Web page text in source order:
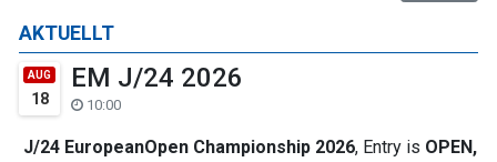
AKTUELLT
AUG
18
EM J/24 2026
10:00
J/24 EuropeanOpen Championship 2026, Entry is OPEN,